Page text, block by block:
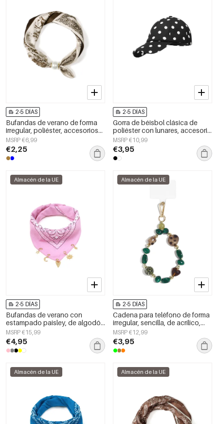
2-5 DÍAS
Bufandas de verano de forma
irregular, poliéster, accesorios
diarios
MSRP €6,99
€2,25
2-5 DÍAS
Gorra de béisbol clásica de
poliéster con lunares, accesorio
diario.
MSRP €10,99
€3,95
Almacén de la UE
2-5 DÍAS
Bufandas de verano con
estampado paisley, de algodón
clásico, accesorios para el día a
día.
MSRP €15,99
€4,95
Almacén de la UE
2-5 DÍAS
Cadena para teléfono de forma
irregular, sencilla, de acrílico,
accesorio de uso diario.
MSRP €12,99
€3,95
Almacén de la UE Almacén de la UE